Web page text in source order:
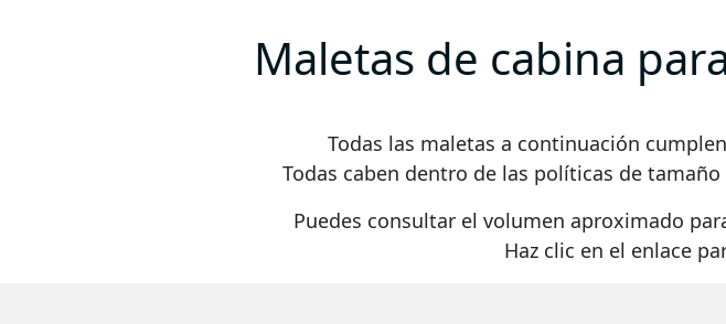
Maletas de cabina
Todas las maletas a continuación
Todas caben dentro de las políticas de
Puedes consultar el volumen aproximado
Haz clic en el enlace